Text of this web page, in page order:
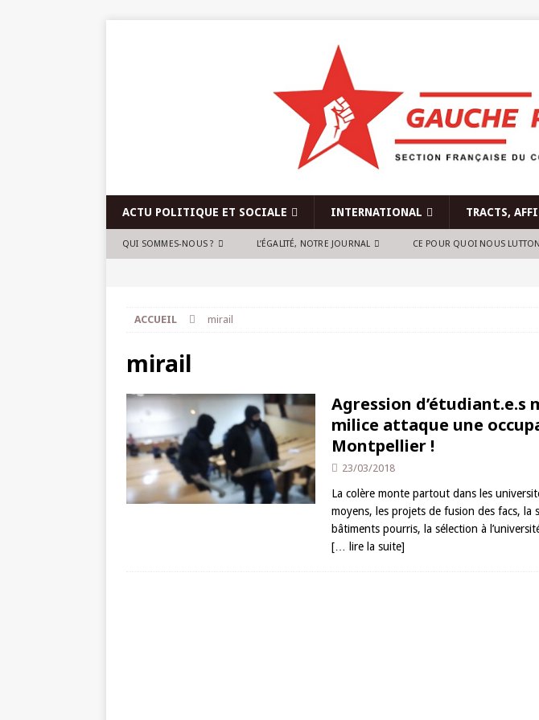
ACTU POLITIQUE ET SOCIALE INTERNATIONAL TRACTS,
QUI SOMMES-NOUS ? L’ÉGALITÉ, NOTRE JOURNAL CE POUR QUOI NOUS
ACCUEIL mirail
mirail
Agression d’étudiant.e.s
milice attaque une
Montpellier !
23/03/2018
La colère monte partout dans les
moyens, les projets de fusion des facs, la
bâtiments pourris, la sélection à
[… lire la suite]